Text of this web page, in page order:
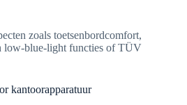
zoals toetsenbordcomfort,
low-blue-light functies of TÜV
kantoorapparatuur